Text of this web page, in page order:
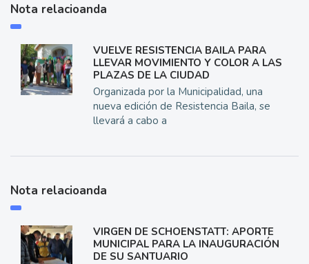
Nota relacioanda
VUELVE RESISTENCIA BAILA PARA
LLEVAR MOVIMIENTO Y COLOR A LAS
PLAZAS DE LA CIUDAD
Organizada por la Municipalidad, una
nueva edición de Resistencia Baila, se
llevará a cabo a
Nota relacioanda
VIRGEN DE SCHOENSTATT: APORTE
MUNICIPAL PARA LA INAUGURACIÓN
DE SU SANTUARIO